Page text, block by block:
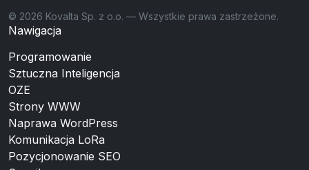
© 2026 Kovalta Sp. z o.o. — Wszystkie prawa zastrzeżone.
Nawigacja
Programowanie
Sztuczna Inteligencja
OZE
Strony WWW
Naprawa WordPress
Komunikacja LoRa
Pozycjonowanie SEO